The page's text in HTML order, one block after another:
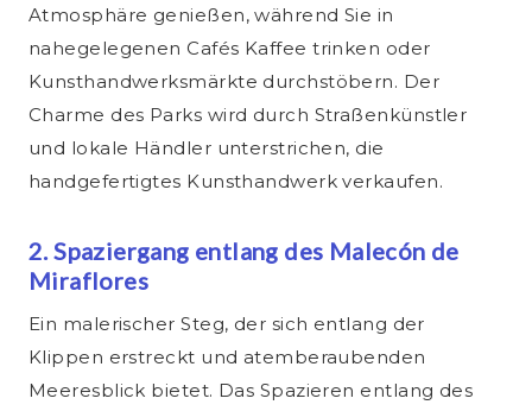
Atmosphäre genießen, während Sie in
nahegelegenen Cafés Kaffee trinken oder
Kunsthandwerksmärkte durchstöbern. Der
Charme des Parks wird durch Straßenkünstler
und lokale Händler unterstrichen, die
handgefertigtes Kunsthandwerk verkaufen.
2. Spaziergang entlang des Malecón de
Miraflores
Ein malerischer Steg, der sich entlang der
Klippen erstreckt und atemberaubenden
Meeresblick bietet. Das Spazieren entlang des